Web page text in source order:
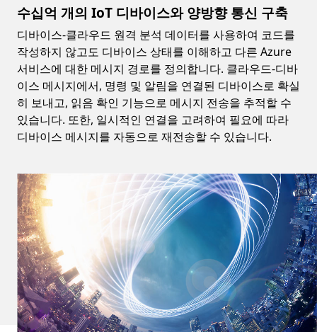
수십억 개의 IoT 디바이스와 양방향 통신 구축
디바이스-클라우드 원격 분석 데이터를 사용하여 코드를
작성하지 않고도 디바이스 상태를 이해하고 다른 Azure
서비스에 대한 메시지 경로를 정의합니다. 클라우드-디바
이스 메시지에서, 명령 및 알림을 연결된 디바이스로 확실
히 보내고, 읽음 확인 기능으로 메시지 전송을 추적할 수
있습니다. 또한, 일시적인 연결을 고려하여 필요에 따라
디바이스 메시지를 자동으로 재전송할 수 있습니다.